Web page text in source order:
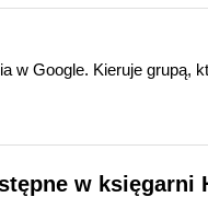
w Google. Kieruje grupą,
w księgarni